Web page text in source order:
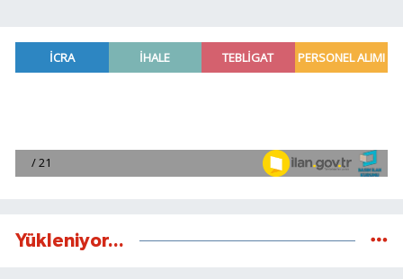
Yükleniyor...